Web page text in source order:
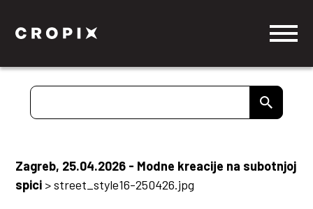
Zagreb, 25.04.2026 - Modne kreacije na subotnjoj
spici >street_style16-250426.jpg